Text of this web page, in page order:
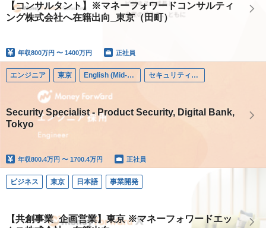
【コンサルタント】※マネーフォワードコンサルティ
ング株式会社へ在籍出向_東京（田町）
年収800万円 〜 1400万円 正社員
エンジニア 東京 English (Mid-career) セキュリティエンジニア
Security Specialist - Product Security, Digital Bank,
Tokyo
年収800.4万円 〜 1700.4万円 正社員
ビジネス 東京 日本語 事業開発
【共創事業_企画営業】東京 ※マネーフォワードエッ